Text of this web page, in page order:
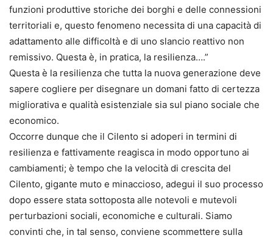
funzioni produttive storiche dei borghi e delle connessioni
territoriali e, questo fenomeno necessita di una capacità di
adattamento alle difficoltà e di uno slancio reattivo non
remissivo. Questa è, in pratica, la resilienza….”
Questa è la resilienza che tutta la nuova generazione deve
sapere cogliere per disegnare un domani fatto di certezza
migliorativa e qualità esistenziale sia sul piano sociale che
economico.
Occorre dunque che il Cilento si adoperi in termini di
resilienza e fattivamente reagisca in modo opportuno ai
cambiamenti; è tempo che la velocità di crescita del
Cilento, gigante muto e minaccioso, adegui il suo processo
dopo essere stata sottoposta alle notevoli e mutevoli
perturbazioni sociali, economiche e culturali. Siamo
convinti che, in tal senso, conviene scommettere sulla